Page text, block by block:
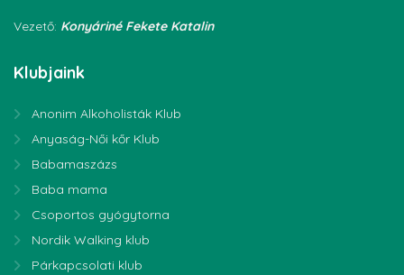
Vezető: Konyáriné Fekete Katalin
Klubjaink
Anonim Alkoholisták Klub
Anyaság-Női kőr Klub
Babamaszázs
Baba mama
Csoportos gyógytorna
Nordik Walking klub
Párkapcsolati klub